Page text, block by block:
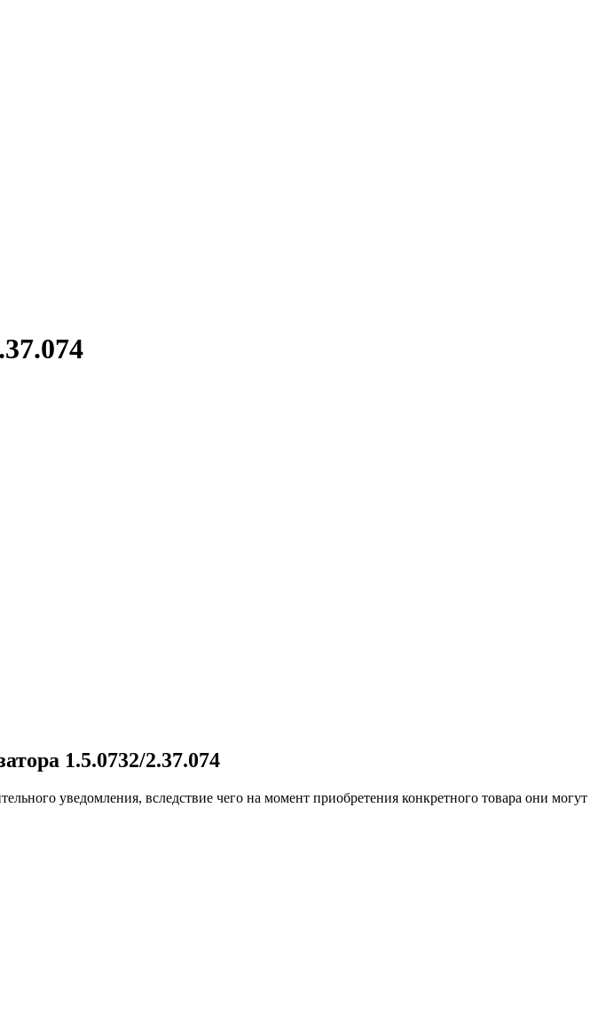
1.5.0732/2.37.074
уведомления, вследствие чего на момент приобретения конкретного товара они могут